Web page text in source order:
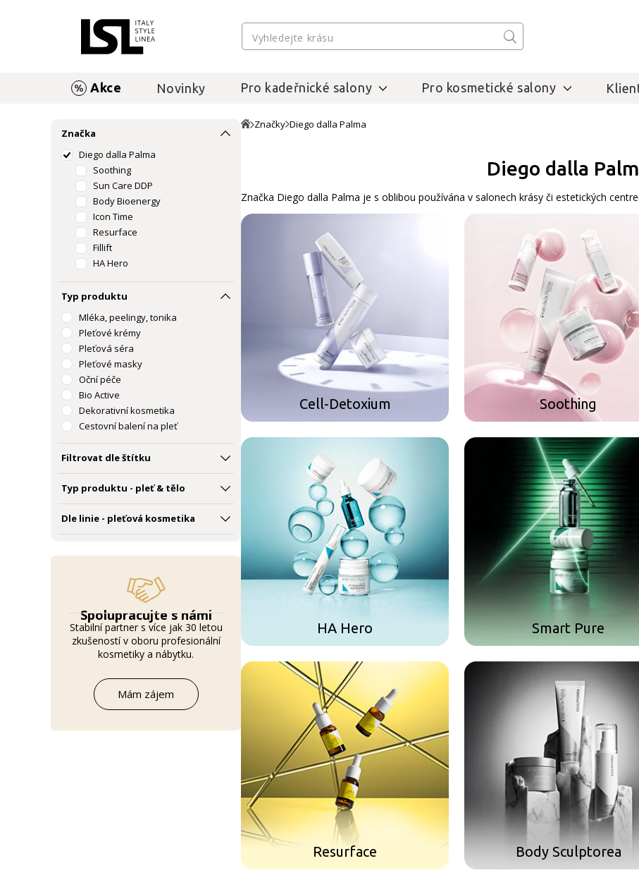
Akce Novinky Pro kadeřnické salony Pro kosmetické salony
Značka
Diego dalla Palma
Soothing
Sun Care DDP
Body Bioenergy
Icon Time
Resurface
Fillift
HA Hero
Cell-Detoxium
Body Sculptorea
Typ produktu
Mléka, peelingy, tonika
Pleťové krémy
Pleťová séra
Pleťové masky
Oční péče
Bio Active
Dekorativní kosmetika
Cestovní balení na pleť
Filtrovat dle štítku
Typ produktu - pleť & tělo
Dle linie - pleťová kosmetika
Spolupracujte s námi
Stabilní partner s více jak 30 letou
zkušeností v oboru profesionální
kosmetiky a nábytku.
Mám zájem
Značky Diego dalla Palma
Diego dalla
Značka Diego dalla Palma je s oblibou používána v salonech krásy či estetických
Cell-Detoxium Soothing
HA Hero Smart Pure
Resurface Body Sculptorea